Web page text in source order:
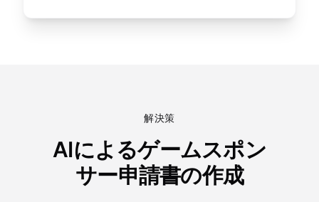
解決策
AIによるゲームスポン
サー申請書の作成